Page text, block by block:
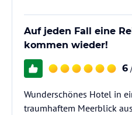
Auf jeden Fall eine
kommen wieder!
6
Wunderschönes Hotel in
traumhaftem Meerblick